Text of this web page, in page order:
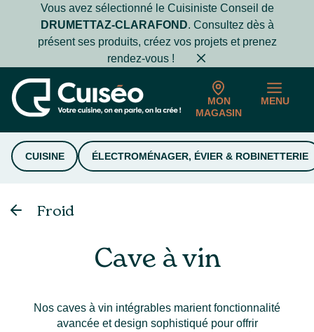
Vous avez sélectionné le Cuisiniste Conseil de
DRUMETTAZ-CLARAFOND. Consultez dès à
présent ses produits, créez vos projets et prenez
rendez-vous !
MON
MAGASIN
MENU
CUISINE ÉLECTROMÉNAGER, ÉVIER & ROBINETTERIE
Froid
Cave à vin
Nos caves à vin intégrables marient fonctionnalité
avancée et design sophistiqué pour offrir